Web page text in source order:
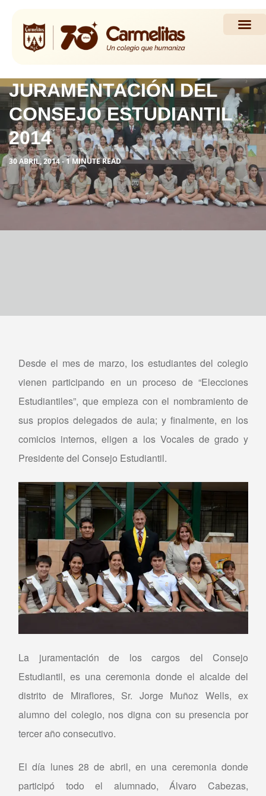
JURAMENTACIÓN DEL
CONSEJO ESTUDIANTIL
2014
30 ABRIL, 2014 - 1 MINUTE READ
Desde el mes de marzo, los estudiantes del colegio
vienen participando en un proceso de “Elecciones
Estudiantiles”, que empieza con el nombramiento de
sus propios delegados de aula; y finalmente, en los
comicios internos, eligen a los Vocales de grado y
Presidente del Consejo Estudiantil.
La juramentación de los cargos del Consejo
Estudiantil, es una ceremonia donde el alcalde del
distrito de Miraflores, Sr. Jorge Muñoz Wells, ex
alumno del colegio, nos digna con su presencia por
tercer año consecutivo.
El día lunes 28 de abril, en una ceremonia donde
participó todo el alumnado, Álvaro Cabezas,